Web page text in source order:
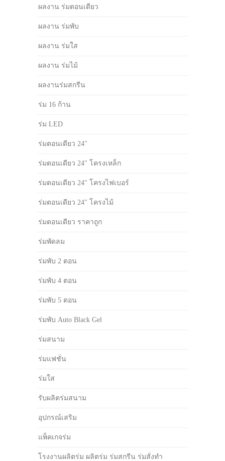
ผลงาน ร่มตอนเดียว
ผลงาน ร่มพับ
ผลงาน ร่มใส
ผลงาน ร่มไม้
ผลงานร่มสกรีน
ร่ม 16 ก้าน
ร่ม LED
ร่มตอนเดียว 24"
ร่มตอนเดียว 24" โครงเหล็ก
ร่มตอนเดียว 24" โครงไฟเบอร์
ร่มตอนเดียว 24" โครงไม้
ร่มตอนเดียว ราคาถูก
ร่มพัดลม
ร่มพับ 2 ตอน
ร่มพับ 4 ตอน
ร่มพับ 5 ตอน
ร่มพับ Auto Black Gel
ร่มสนาม
ร่มแฟชั่น
ร่มใส
รับผลิตร่มสนาม
อุปกรณ์เสริม
แพ็คเกจร่ม
โรงงานผลิตร่ม ผลิตร่ม ร่มสกรีน ร่มสั่งทำ